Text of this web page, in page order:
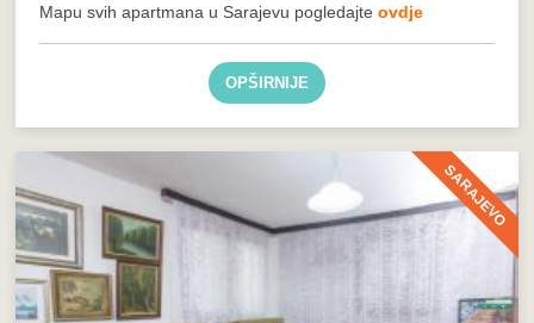
Mapu svih apartmana u Sarajevu pogledajteovdje
OPŠIRNIJE
SARAJEVO